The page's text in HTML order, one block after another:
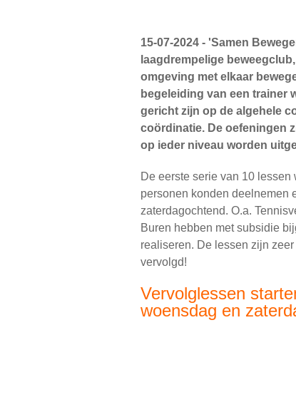
15-07-2024 - 'Samen
laagdrempelige
omgeving met elkaar
begeleiding van een trainer
gericht zijn op de algehele
coördinatie. De oefeningen
op ieder niveau worden
De eerste serie van 10
personen konden deelnemen
zaterdagochtend. O.a.
Buren hebben met subsidie
realiseren. De lessen zijn
vervolgd!
Vervolglessen
woensdag en